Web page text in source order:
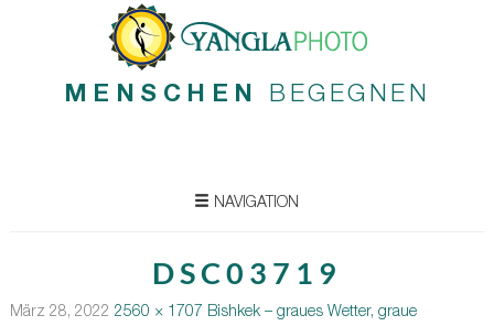
MENSCHEN BEGEGNEN
NAVIGATION
DSC03719
März 28, 2022 2560 × 1707 Bishkek – graues Wetter, graue